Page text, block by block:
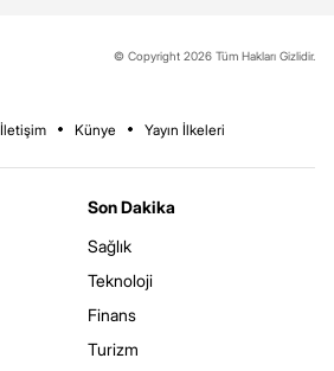
© Copyright 2026 Tüm Hakları Gizlidir.
İletişim Künye Yayın İlkeleri
Son Dakika
Sağlık
Teknoloji
Finans
Turizm